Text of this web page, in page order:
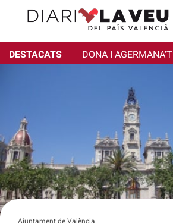
DESTACATS DONA I AGERMANA'T
Ajuntament de València